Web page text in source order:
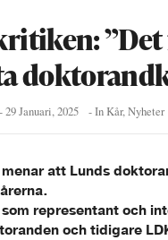
-29 Januari, 2025 - In Kår,Nyheter
att Lunds
representant och
och tidigare